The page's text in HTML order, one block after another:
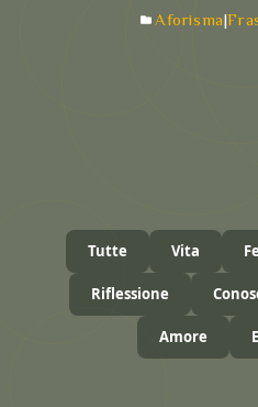
Aforisma|
Tutte Vita
Riflessione
Amore